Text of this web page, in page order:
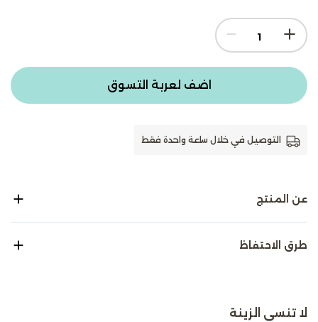
اضف لعربة التسوق
التوصيل في خلال ساعة واحدة فقط
عن المنتج
طرق الاحتفاظ
لا تنسي الزينة